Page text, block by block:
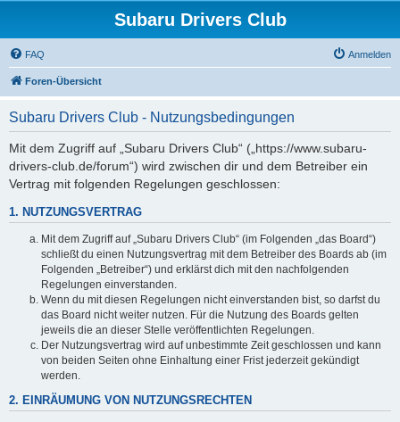
Subaru Drivers Club
FAQ Anmelden
Foren-Übersicht
Subaru Drivers Club - Nutzungsbedingungen
Mit dem Zugriff auf „Subaru Drivers Club“ („https://www.subaru-
drivers-club.de/forum“) wird zwischen dir und dem Betreiber ein
Vertrag mit folgenden Regelungen geschlossen:
1. NUTZUNGSVERTRAG
Mit dem Zugriff auf „Subaru Drivers Club“ (im Folgenden „das Board“)
schließt du einen Nutzungsvertrag mit dem Betreiber des Boards ab (im
Folgenden „Betreiber“) und erklärst dich mit den nachfolgenden
Regelungen einverstanden.
Wenn du mit diesen Regelungen nicht einverstanden bist, so darfst du
das Board nicht weiter nutzen. Für die Nutzung des Boards gelten
jeweils die an dieser Stelle veröffentlichten Regelungen.
Der Nutzungsvertrag wird auf unbestimmte Zeit geschlossen und kann
von beiden Seiten ohne Einhaltung einer Frist jederzeit gekündigt
werden.
2. EINRÄUMUNG VON NUTZUNGSRECHTEN